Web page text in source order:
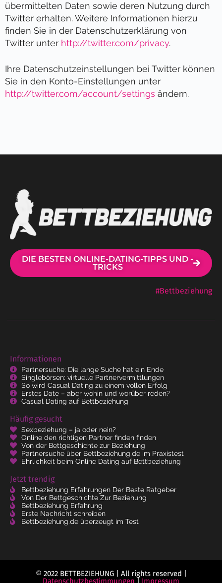
übermittelten Daten sowie deren Nutzung durch
Twitter erhalten. Weitere Informationen hierzu
finden Sie in der Datenschutzerklärung von
Twitter unter http://twitter.com/privacy.
Ihre Datenschutzeinstellungen bei Twitter können
Sie in den Konto-Einstellungen unter
http://twitter.com/account/settings ändern.
DIE BESTEN ONLINE-DATING-TIPPS UND -
TRICKS
#Bettbeziehung
Informationen
Partnersuche: Die lange Suche hat ein Ende
Singlebörsen: virtuelle Partnervermittlungen
So wird Casual Dating zu einem vollen Erfolg
Erstes Date – aber wohin und worüber reden?
Casual Dating auf Bettbeziehung
Häufig gesucht
Sexbeziehung – ja oder nein?
Online den richtigen Partner finden finden
Von der Bettgeschichte zur Beziehung
Partnersuche über Bettbeziehung.de im Praxistest
Ehrlichkeit beim Online Dating auf Bettbeziehung
Jetzt trendig
Bettbeziehung Erfahrungen Der Beste Ratgeber
Von Der Bettgeschichte Zur Beziehung
Bettbeziehung Erfahrung
Erste Nachricht schreiben
Bettbeziehung.de überzeugt im Test
© 2022 BETTBEZIEHUNG | All rights reserved |
Datenschutzbestimmungen
Impressum